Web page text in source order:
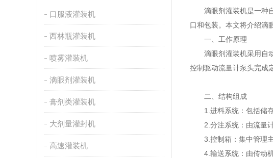
口服液灌装机
西林瓶灌装机
喷雾灌装机
滴眼剂灌装机
膏剂类灌装机
大剂量灌封机
高速灌装机
滴眼剂灌装机是一种自
口和包装。本文将介绍滴
一、工作原理
滴眼剂灌装机采用自动
控制驱动流量计泵头完成
二、结构组成
1.进料系统：包括储存
2.分注系统：由流量计
3.控制箱：集中管理主
4.输送系统：由传动机